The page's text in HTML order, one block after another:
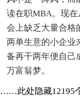
读在职MBA。现
会上缺乏大量合格
两单生意的小企业
备再干两年便自己
万富翁梦。
……此处隐藏12195